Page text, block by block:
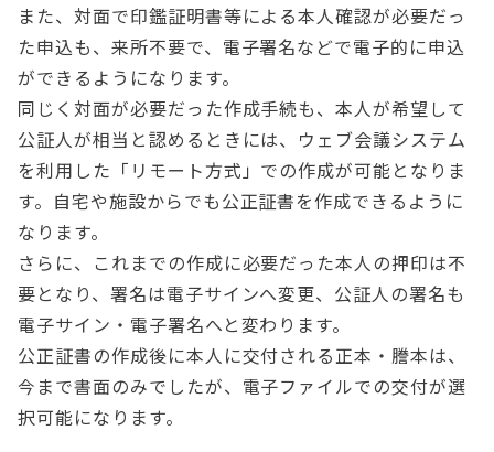
また、対面で印鑑証明書等による本人確認が必要だっ
た申込も、来所不要で、電子署名などで電子的に申込
ができるようになります。
同じく対面が必要だった作成手続も、本人が希望して
公証人が相当と認めるときには、ウェブ会議システム
を利用した「リモート方式」での作成が可能となりま
す。自宅や施設からでも公正証書を作成できるように
なります。
さらに、これまでの作成に必要だった本人の押印は不
要となり、署名は電子サインへ変更、公証人の署名も
電子サイン・電子署名へと変わります。
公正証書の作成後に本人に交付される正本・謄本は、
今まで書面のみでしたが、電子ファイルでの交付が選
択可能になります。